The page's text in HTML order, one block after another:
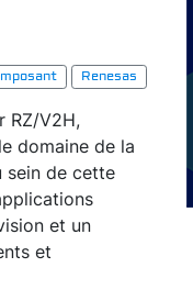
Renesas
RZ/V2H,
domaine de la
sein de cette
et un
et